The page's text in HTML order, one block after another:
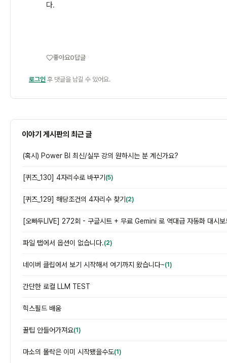
다.
좋아요0답글
로그인 후 댓글을 남길 수 있어요.
이야기 게시판의 최근 글
(혹시) Power BI 최신/실무 강의 원하시는 분 계신가요?
[퀴즈_130] 4자리수로 바꾸기 (5)
[퀴즈_129] 해당조건의 4자리수 찾기 (2)
파일 탭에서 옵션이 없습니다.(2)
네이버 클립에서 보기 시작해서 여기까지 왔습니다~(1)
간단한 로컬 LLM TEST
힉스필드 배움
꿀팁 안들어가져요(1)
마소의 몰락은 이미 시작됐을수도(1)